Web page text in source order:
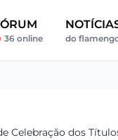
36 online do
Celebração dos